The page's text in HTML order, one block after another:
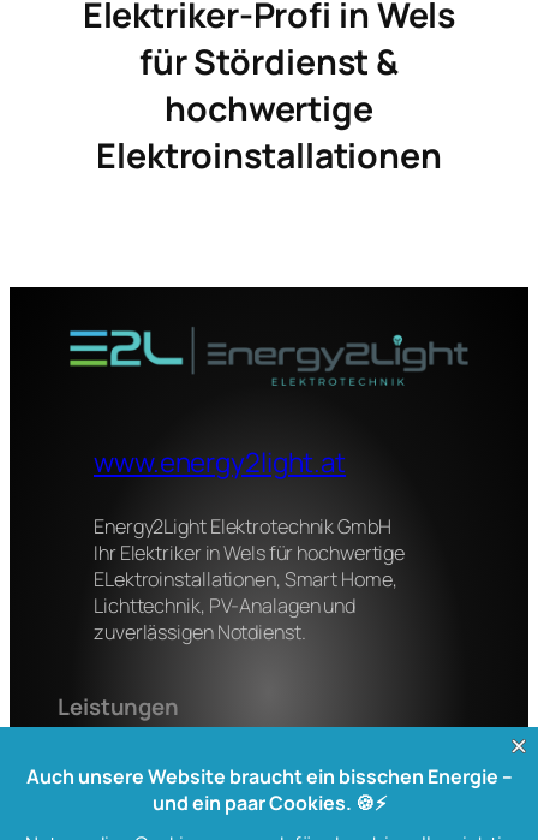
Elektriker-Profi in Wels
für Stördienst &
hochwertige
Elektroinstallationen
www.energy2light.at
Energy2Light Elektrotechnik GmbH
Ihr Elektriker in Wels für hochwertige
ELektroinstallationen, Smart Home,
Lichttechnik, PV-Analagen und
zuverlässigen Notdienst.
Leistungen
Smart Home
Lichttechnik